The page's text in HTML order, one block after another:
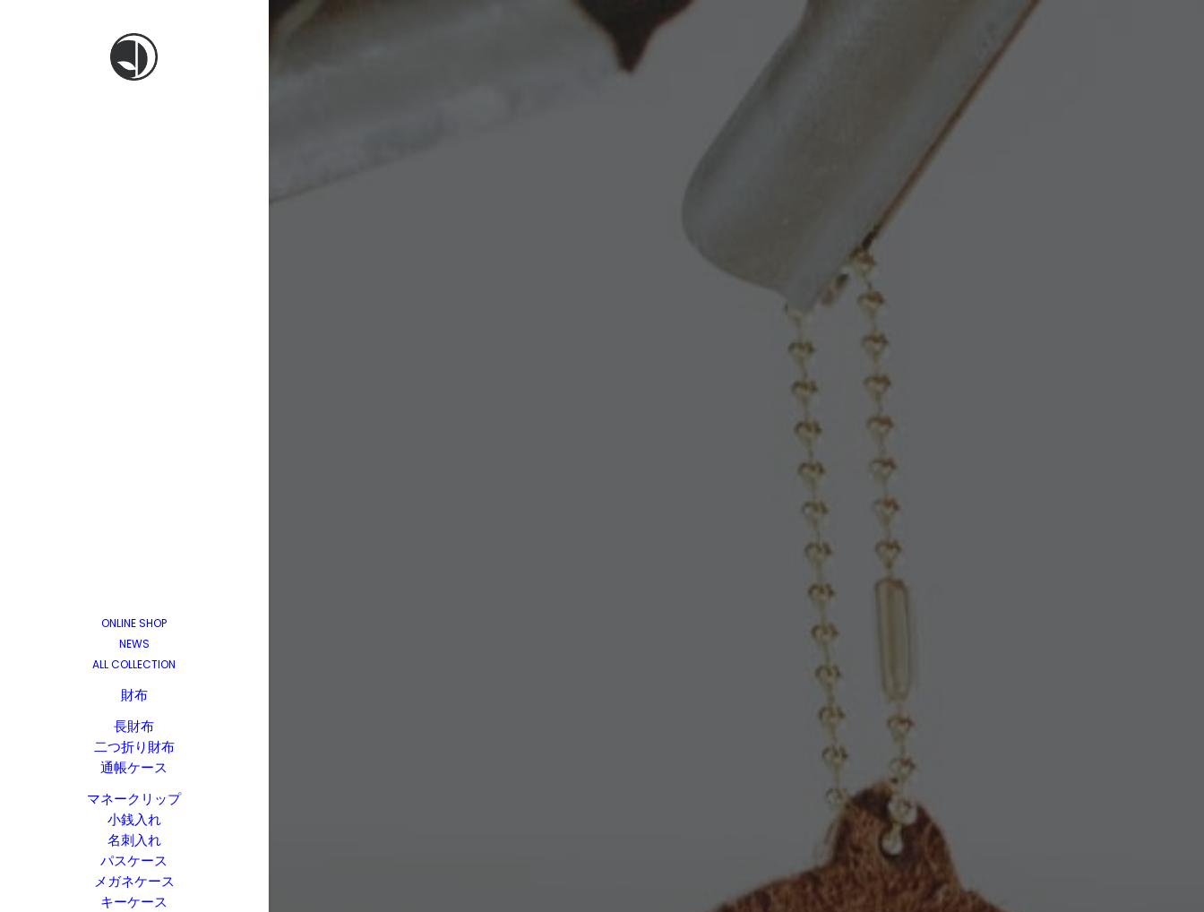
ONLINE SHOP
NEWS
ALL COLLECTION
財布
長財布
二つ折り財布
通帳ケース
マネークリップ
小銭入れ
名刺入れ
パスケース
メガネケース
キーケース